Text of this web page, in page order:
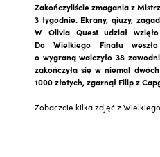
Zakończyliście zmagania z
3 tygodnie. Ekrany, qiuzy,
W Olivia Quest udział
Do Wielkiego Finału
o wygraną walczyło 38
zakończyła się w niemal
1000 złotych, zgarnął Filip z
Zobaczcie kilka zdjęć z